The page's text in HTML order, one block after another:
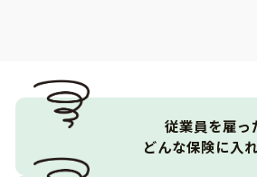
従業員を雇っ
どんな保険に入